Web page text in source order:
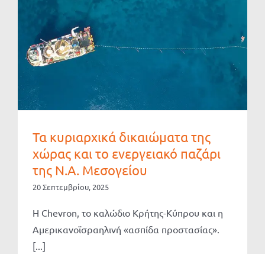
Τα κυριαρχικά δικαιώματα της
χώρας και το ενεργειακό παζάρι
της Ν.Α. Μεσογείου
20 Σεπτεμβρίου, 2025
Η Chevron, το καλώδιο Κρήτης-Κύπρου και η
Αμερικανοϊσραηλινή «ασπίδα προστασίας».
[...]